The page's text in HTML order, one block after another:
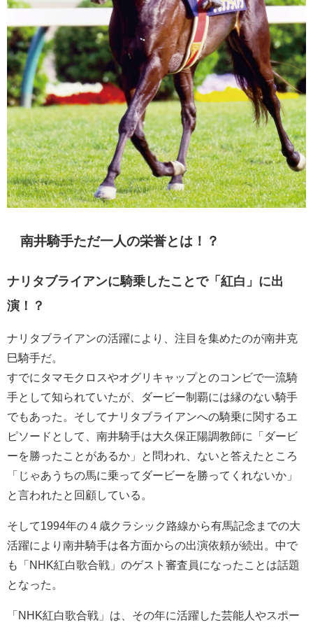
南井騎手ただ一人の栄誉とは！？
ナリタブライアンに騎乗したことで「紅白」に出
演！？
ナリタブライアンの活躍により、注目を集めたのが南井克
巳騎手だ。
すでにタマモクロスやオグリキャップとのコンビで一流騎
手として知られていたが、ダービー制覇には縁のない騎手
でもあった。そしてナリタブライアンへの騎乗に関するエ
ピソードとして、南井騎手は大久保正陽調教師に「ダービ
ーを勝ったことがあるか」と問われ、ないと答えたところ
「じゃあうちの馬に乗ってダービーを勝ってくれないか」
と言われたと回顧している。
そして1994年の４歳クラシック路線から有馬記念までの大
活躍により南井騎手は各方面からの出演依頼が続出。中で
も「NHK紅白歌合戦」のゲスト審査員になったことは話題
となった。
「NHK紅白歌合戦」は、その年に活躍した芸能人やスポー